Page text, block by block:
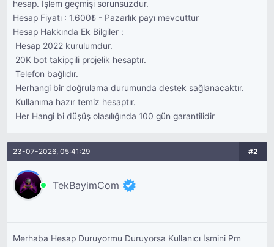
hesap. İşlem geçmişi sorunsuzdur.
Hesap Fiyatı : 1.600₺ - Pazarlık payı mevcuttur
Hesap Hakkında Ek Bilgiler :
 Hesap 2022 kurulumdur.
 20K bot takipçili projelik hesaptır.
 Telefon bağlıdır.
 Herhangi bir doğrulama durumunda destek sağlanacaktır.
 Kullanıma hazır temiz hesaptır.
 Her Hangi bi düşüş olasılığında 100 gün garantilidir
23-07-2026, 05:41:29 #2
TekBayimCom
Merhaba Hesap Duruyormu Duruyorsa Kullanıcı İsmini Pm